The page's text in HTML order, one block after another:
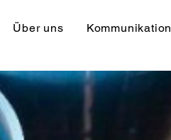
Über uns Kommunikation